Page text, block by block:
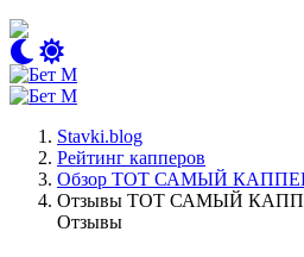
Stavki.blog
Рейтинг капперов
Обзор ТОТ САМЫЙ КАППЕР
Отзывы ТОТ САМЫЙ
Отзывы